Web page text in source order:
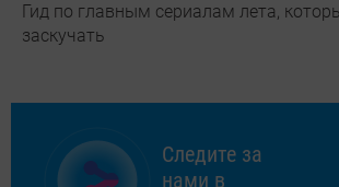
Гид по главным сериалам лета,
заскучать
Следите за
нами в